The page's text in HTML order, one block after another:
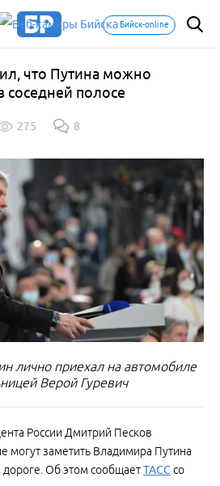
Бийск-online
что Путина можно
соседней полосе
275 8
лично приехал на автомобиле
Верой Гуревич
России Дмитрий Песков
могут заметить Владимира Путина
Об этом сообщаетТАССсо